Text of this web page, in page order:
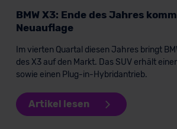
BMW X3: Ende des Jahres
Neuauflage
Im vierten Quartal diesen Jahres bringt
des X3 auf den Markt. Das SUV erhält
sowie einen Plug-in-Hybridantrieb.
Artikel lesen